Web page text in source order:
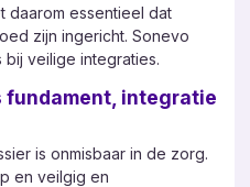
daarom essentieel dat
zijn ingericht. Sonevo
veilige integraties.
fundament, integratie
is onmisbaar in de zorg.
en veilgig en